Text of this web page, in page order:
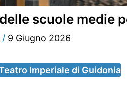
scuole medie
/ 9 Giugno 2026
Imperiale di Guidonia